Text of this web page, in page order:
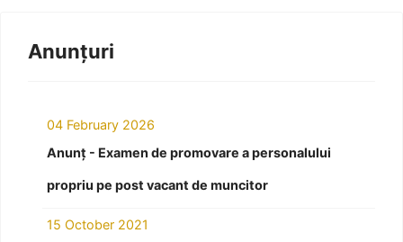
Anunțuri
04 February 2026
Anunț - Examen de promovare a personalului
propriu pe post vacant de muncitor
15 October 2021